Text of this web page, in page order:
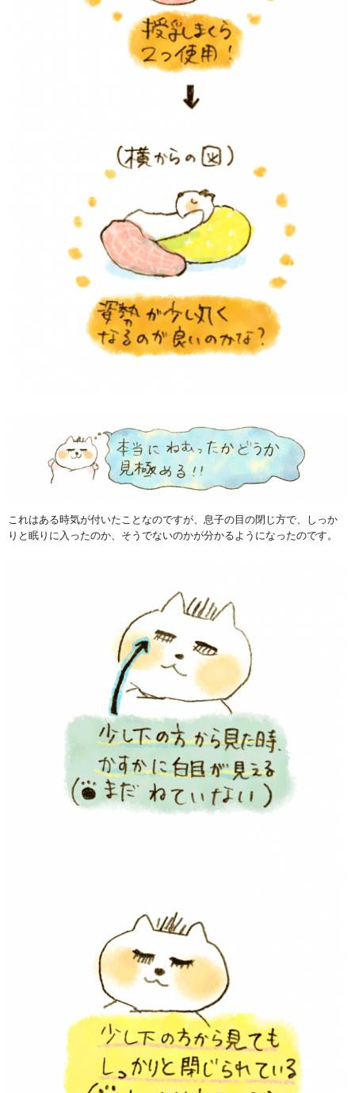
これはある時気が付いたことなのですが、息子の目の閉じ方で、しっか
りと眠りに入ったのか、そうでないのかが分かるようになったのです。